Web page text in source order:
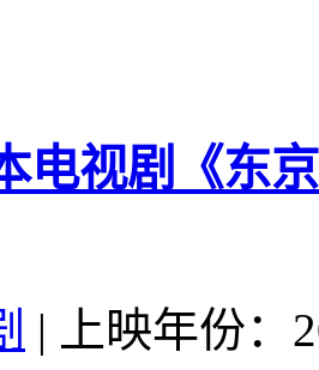
电视剧《东
|
上映年份：